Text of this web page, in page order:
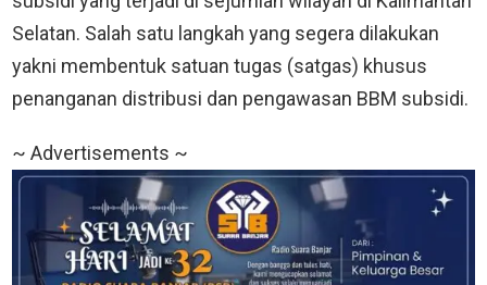
Selatan. Salah satu langkah yang segera dilakukan
yakni membentuk satuan tugas (satgas) khusus
penanganan distribusi dan pengawasan BBM subsidi.
~ Advertisements ~